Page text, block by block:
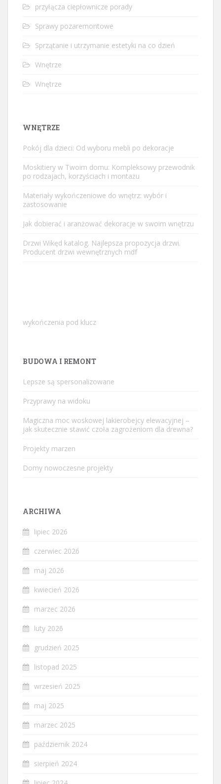
przyłącza ciepłownicze porady
Sprawy pozaremontowe
Sprzątanie i utrzymanie estetyki na co dzień
Wnętrze
Wnętrze
WNĘTRZE
Pokój dla dzieci: Od wyboru mebli po dekoracje
Moskitiery w Twoim domu: Kompleksowy przewodnik
po rodzajach, korzyściach i montażu
Materiały wykończeniowe do wnętrz: wybór i
zastosowanie
Jak dobierać i aranżować dekoracje w swoim wnętrzu
Drzwi Wikęd katalog. Najlepsza propozycja drzwi.
Producent drzwi wewnętrznych mdf
wykończenia pod klucz
BUDOWA I REMONT
Lepsze są spersonalizowane
Przyprawy na widoku
Magiczna moc woskowej lakierobejcy elewacyjnej –
jak skutecznie stawić czoła zagrożeniom dla drewna?
Projekty marzen
Domy nowoczesne projekty
ARCHIWA
lipiec 2026
czerwiec 2026
maj 2026
kwiecień 2026
marzec 2026
luty 2026
grudzień 2025
listopad 2025
wrzesień 2025
maj 2025
marzec 2025
październik 2024
sierpień 2024